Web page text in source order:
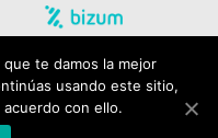
te damos la mejor
usando este sitio,
con ello.